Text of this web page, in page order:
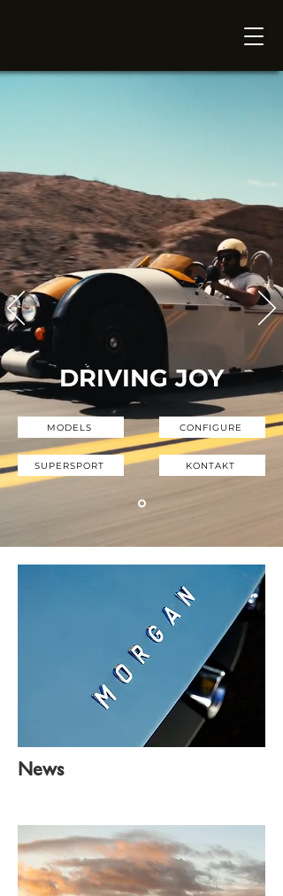
DRIVING JOY
MODELS
SUPERSPORT
CONFIGURE
KONTAKT
News